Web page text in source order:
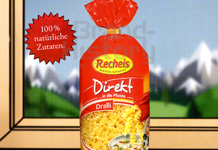
Recheis Recheis Teigwaren GmbH 2010